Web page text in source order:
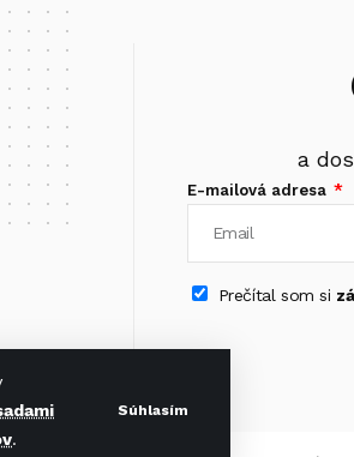
.
Súhlasím
a
E-mailová adresa
Prečítal som si